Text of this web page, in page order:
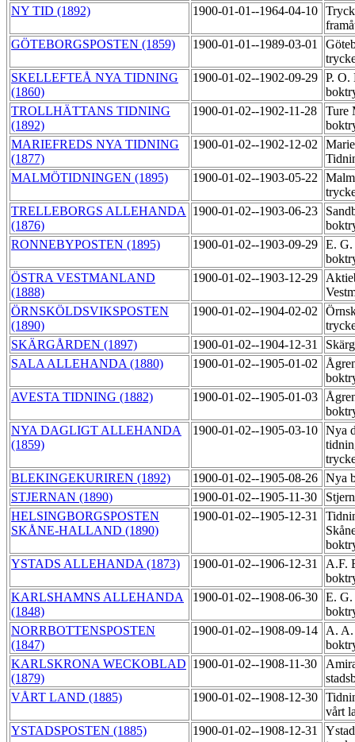
NY TID (1892)
1900-01-01--1964-04-10
GÖTEBORGSPOSTEN (1859)
1900-01-01--1989-03-01
SKELLEFTEÅ NYA TIDNING
(1860)
1900-01-02--1902-09-29 P. O.
TROLLHÄTTANS TIDNING
(1892)
1900-01-02--1902-11-28
Ture
MARIEFREDS NYA TIDNING
(1877)
1900-01-02--1902-12-02
MALMÖTIDNINGEN (1895)
1900-01-02--1903-05-22
TRELLEBORGS ALLEHANDA
(1876)
1900-01-02--1903-06-23
RONNEBYPOSTEN (1895)
1900-01-02--1903-09-29 E. G.
ÖSTRA VESTMANLAND
(1888)
1900-01-02--1903-12-29
ÖRNSKÖLDSVIKSPOSTEN
(1890)
1900-01-02--1904-02-02
SKÄRGÅRDEN (1897)
1900-01-02--1904-12-31
SALA ALLEHANDA (1880)
1900-01-02--1905-01-02
AVESTA TIDNING (1882)
1900-01-02--1905-01-03
NYA DAGLIGT ALLEHANDA
(1859)
1900-01-02--1905-03-10 Nya
BLEKINGEKURIREN (1892)
1900-01-02--1905-08-26 Nya
STJERNAN (1890)
1900-01-02--1905-11-30
HELSINGBORGSPOSTEN
SKÅNE-HALLAND (1890)
1900-01-02--1905-12-31
YSTADS ALLEHANDA (1873)
1900-01-02--1906-12-31
A.F.
KARLSHAMNS ALLEHANDA
(1848)
1900-01-02--1908-06-30 E. G.
NORRBOTTENSPOSTEN
(1847)
1900-01-02--1908-09-14
A. A.
KARLSKRONA WECKOBLAD
(1879)
1900-01-02--1908-11-30
VÅRT LAND (1885)
1900-01-02--1908-12-30
vårt
YSTADSPOSTEN (1885)
1900-01-02--1908-12-31